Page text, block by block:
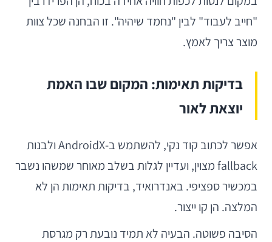
"חייב לעבוד" לבין "נחמד שיהיה". זו הבחנה שכל צוות
מוצר צריך לאמץ.
בדיקות תאימות: המקום שבו האמת
יוצאת לאור
אפשר לכתוב קוד נקי, להשתמש ב-AndroidX ולבנות
fallback מצוין, ועדיין לגלות בשלב מאוחר שמשהו נשבר
במכשיר ספציפי. באנדרואיד, בדיקות תאימות הן לא
המלצה. הן קו ייצור.
הסיבה פשוטה. הבעיה לא תמיד נובעת רק מגרסת